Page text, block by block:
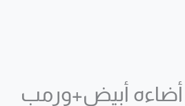
أبيض+ورمب